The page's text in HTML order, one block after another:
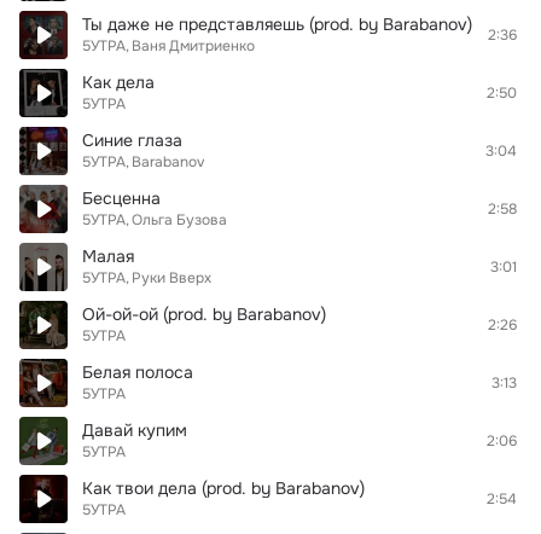
Ты даже не представляешь (prod. by Barabanov)
5УТРА Ваня Дмитриенко
2:36
Как дела
5УТРА
2:50
Синие глаза
5УТРА Barabanov
3:04
Бесценна
5УТРА Ольга Бузова
2:58
Малая
5УТРА Руки Вверх
3:01
Ой-ой-ой (prod. by Barabanov)
5УТРА
2:26
Белая полоса
5УТРА
3:13
Давай купим
5УТРА
2:06
Как твои дела (prod. by Barabanov)
5УТРА
2:54